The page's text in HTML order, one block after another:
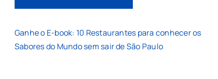
Ganhe o E-book: 10 Restaurantes para conhecer os
Sabores do Mundo sem sair de São Paulo